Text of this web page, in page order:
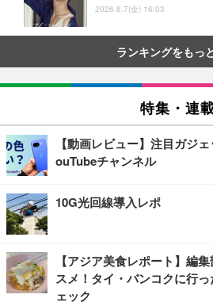
2026.8.7(金) 16:03
ランキングをもっ
特集・連
【動画レビュー】注目ガジ
ouTubeチャンネル
10G光回線導入レポ
【アジア美食レポート】編
スメ！タイ・バンコクに行
ェック